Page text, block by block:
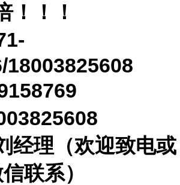
！！！
18003825608
经理（欢迎致电或
联系）